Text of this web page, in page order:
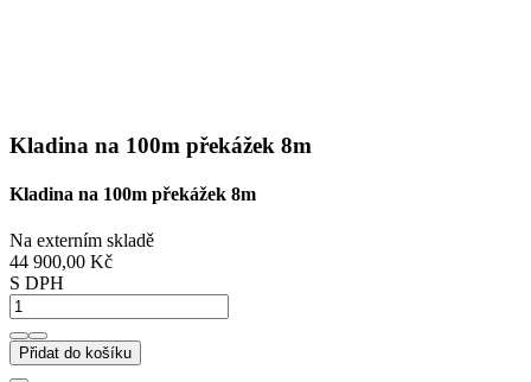
Kladina na 100m překážek 8m
Kladina na 100m překážek 8m
Na externím skladě
44 900,00 Kč
S DPH
Přidat do košíku